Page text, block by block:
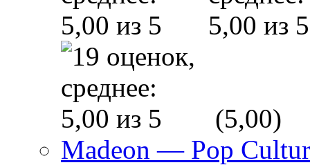
(5,00)
Madeon — Pop